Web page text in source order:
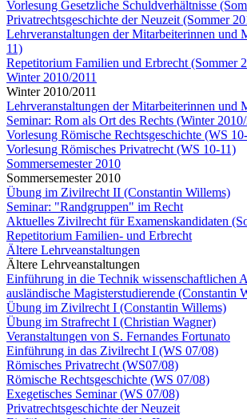
Vorlesung Gesetzliche Schuldverhältnisse
Privatrechtsgeschichte der Neuzeit (Sommer
Lehrveranstaltungen der Mitarbeiterinnen und
11)
Repetitorium Familien und Erbrecht (Sommer
Winter 2010/2011
Winter 2010/2011
Lehrveranstaltungen der Mitarbeiterinnen und
Seminar: Rom als Ort des Rechts (Winter
Vorlesung Römische Rechtsgeschichte (WS
Vorlesung Römisches Privatrecht (WS 10-11)
Sommersemester 2010
Sommersemester 2010
Übung im Zivilrecht II (Constantin Willems)
Seminar: "Randgruppen" im Recht
Aktuelles Zivilrecht für Examenskandidaten
Repetitorium Familien- und Erbrecht
Ältere Lehrveanstaltungen
Ältere Lehrveanstaltungen
Einführung in die Technik wissenschaftlichen
ausländische Magisterstudierende (Constantin
Übung im Zivilrecht I (Constantin Willems)
Übung im Strafrecht I (Christian Wagner)
Veranstaltungen von S. Fernandes Fortunato
Einführung in das Zivilrecht I (WS 07/08)
Römisches Privatrecht (WS07/08)
Römische Rechtsgeschichte (WS 07/08)
Exegetisches Seminar (WS 07/08)
Privatrechtsgeschichte der Neuzeit